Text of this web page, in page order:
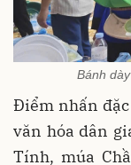
Bánh
Điểm nhấn
văn hóa dân
Tính, múa